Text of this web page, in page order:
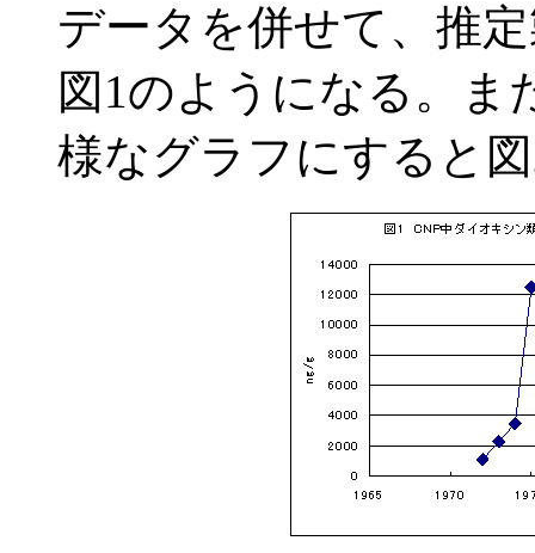
データを併せて、推
図1のようになる。ま
様なグラフにすると